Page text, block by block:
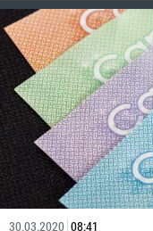
30.03.2020 08:41